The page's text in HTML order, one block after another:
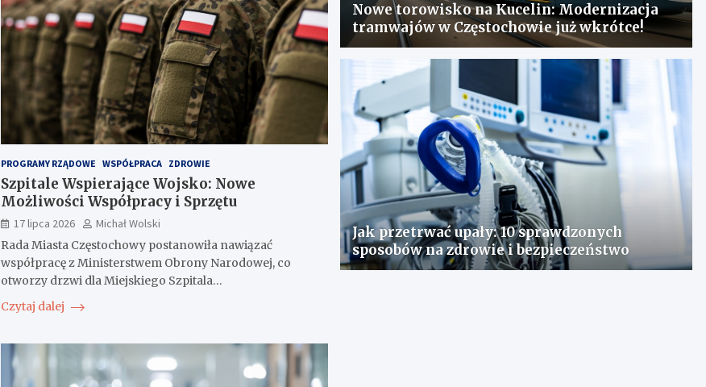
PROGRAMY RZĄDOWE WSPÓŁPRACA ZDROWIE
Szpitale Wspierające Wojsko: Nowe
Możliwości Współpracy i Sprzętu
17 lipca 2026
Michał Wolski
Rada Miasta Częstochowy postanowiła nawiązać
współpracę z Ministerstwem Obrony Narodowej, co
otworzy drzwi dla Miejskiego Szpitala…
Czytaj dalej
Nowe torowisko na Kucelin: Modernizacja
tramwajów w Częstochowie już wkrótce!
Jak przetrwać upały: 10 sprawdzonych
sposobów na zdrowie i bezpieczeństwo